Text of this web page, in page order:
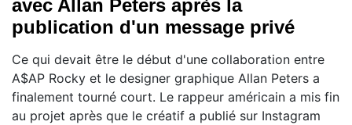
avec Allan Peters après la
publication d'un message privé
Ce qui devait être le début d'une collaboration entre
A$AP Rocky et le designer graphique Allan Peters a
finalement tourné court. Le rappeur américain a mis fin
au projet après que le créatif a publié sur Instagram